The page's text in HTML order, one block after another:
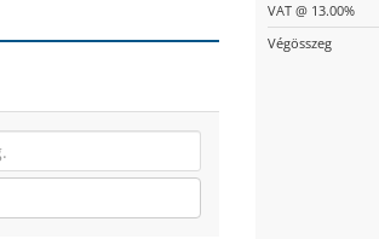
VAT @ 13.00%
Végösszeg